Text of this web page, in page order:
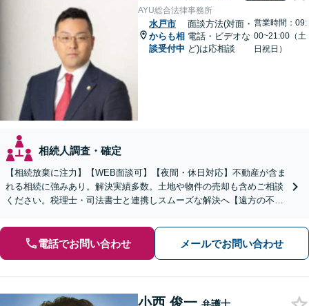
AYU総合法律事務所
水戸市
からも相
談受付中
面談方法(対面・
電話・ビデオな
ど)は応相談
営業時間：09:
00~21:00（土
日祝日）
相続人調査・確定
【相続放棄に注力】【WEB面談可】【夜間・休日対応】不動産が含ま
れる相続に強みあり。解決実績多数。土地や物件の売却も含めご相談
ください。税理士・司法書士と連携しスムーズな解決へ【遠方の不動
電話でお問い合わせ メールでお問い合わせ
小西 俊一